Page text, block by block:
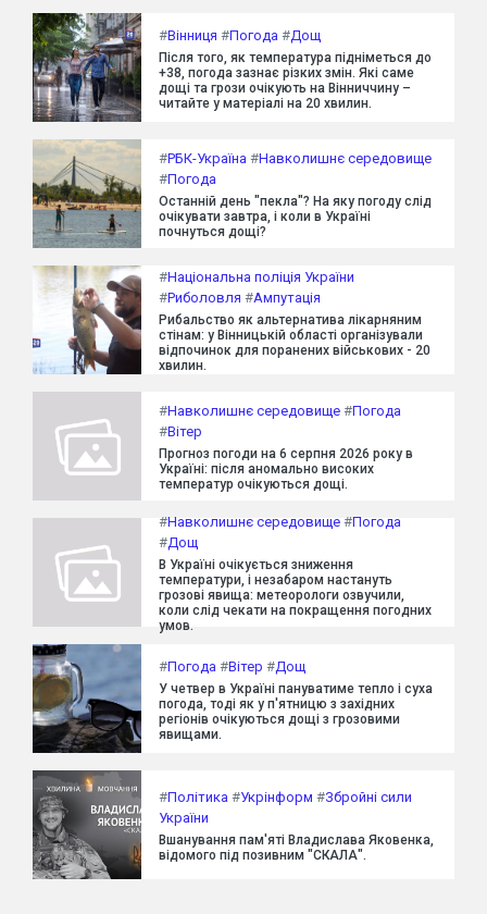
#Вінниця #Погода #Дощ
Після того, як температура підніметься до
+38, погода зазнає різких змін. Які саме
дощі та грози очікують на Вінниччину –
читайте у матеріалі на 20 хвилин.
#РБК-Україна #Навколишнє середовище
#Погода
Останній день "пекла"? На яку погоду слід
очікувати завтра, і коли в Україні
почнуться дощі?
#Національна поліція України
#Риболовля #Ампутація
Рибальство як альтернатива лікарняним
стінам: у Вінницькій області організували
відпочинок для поранених військових - 20
хвилин.
#Навколишнє середовище #Погода
#Вітер
Прогноз погоди на 6 серпня 2026 року в
Україні: після аномально високих
температур очікуються дощі.
#Навколишнє середовище #Погода
#Дощ
В Україні очікується зниження
температури, і незабаром настануть
грозові явища: метеорологи озвучили,
коли слід чекати на покращення погодних
умов.
#Погода #Вітер #Дощ
У четвер в Україні пануватиме тепло і суха
погода, тоді як у п'ятницю з західних
регіонів очікуються дощі з грозовими
явищами.
#Політика #Укрінформ #Збройні сили
України
Вшанування пам'яті Владислава Яковенка,
відомого під позивним "СКАЛА".